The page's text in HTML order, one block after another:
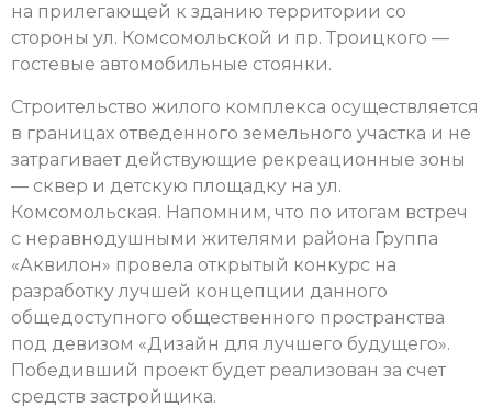
на прилегающей к зданию территории со
стороны ул. Комсомольской и пр. Троицкого —
гостевые автомобильные стоянки.
Строительство жилого комплекса осуществляется
в границах отведенного земельного участка и не
затрагивает действующие рекреационные зоны
— сквер и детскую площадку на ул.
Комсомольская. Напомним, что по итогам встреч
с неравнодушными жителями района Группа
«Аквилон» провела открытый конкурс на
разработку лучшей концепции данного
общедоступного общественного пространства
под девизом «Дизайн для лучшего будущего».
Победивший проект будет реализован за счет
средств застройщика.